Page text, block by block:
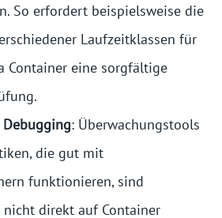
So erfordert beispielsweise die
Laufzeitklassen für
Container eine sorgfältige
: Überwachungstools
die gut mit
funktionieren, sind
direkt auf Container